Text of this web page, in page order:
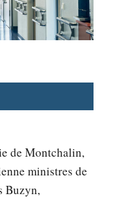
de Montchalin,
ministres de
Buzyn,